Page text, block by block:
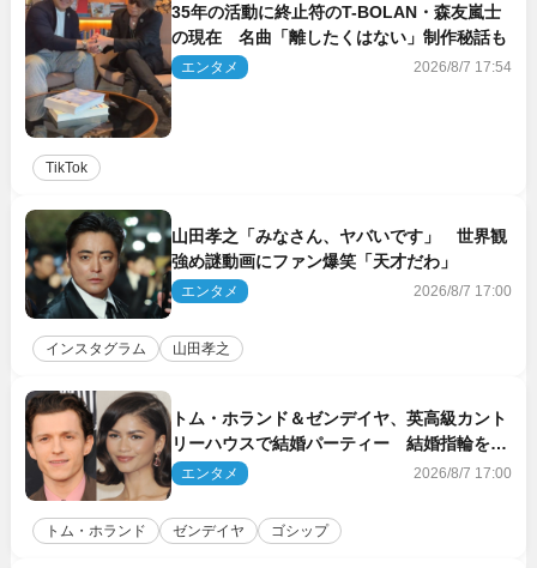
35年の活動に終止符のT-BOLAN・森友嵐士
の現在 名曲「離したくはない」制作秘話も
エンタメ 2026/8/7 17:54
TikTok
山田孝之「みなさん、ヤバいです」 世界観
強め謎動画にファン爆笑「天才だわ」
エンタメ 2026/8/7 17:00
インスタグラム 山田孝之
トム・ホランド＆ゼンデイヤ、英高級カント
リーハウスで結婚パーティー 結婚指輪を身
に着けたトムも初キャッチ
エンタメ 2026/8/7 17:00
トム・ホランド ゼンデイヤ ゴシップ